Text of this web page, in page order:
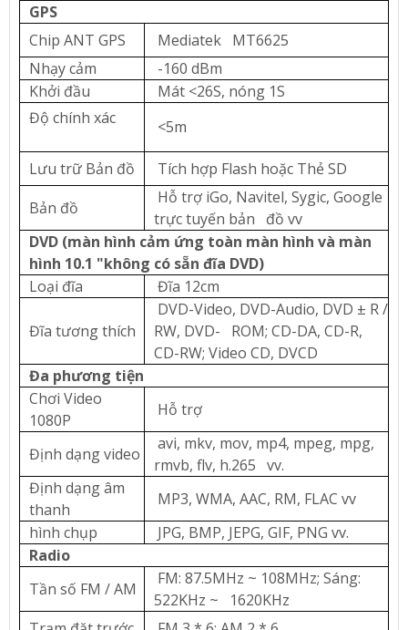
GPS
Chip ANT GPS
Mediatek MT6625
Nhạy cảm
-160 dBm
Khởi đầu
Mát <26S, nóng 1S
Độ chính xác
<5m
Lưu trữ Bản đồ
Tích hợp Flash hoặc Thẻ SD
Bản đồ
Hỗ trợ iGo, Navitel, Sygic, Google
trực tuyến bản đồ vv
DVD (màn hình cảm ứng toàn màn hình và màn
hình 10.1 "không có sẵn đĩa DVD)
Loại đĩa
Đĩa 12cm
Đĩa tương thích
DVD-Video, DVD-Audio, DVD ± R /
RW, DVD- ROM; CD-DA, CD-R,
CD-RW; Video CD, DVCD
Đa phương tiện
Chơi Video
1080P
Hỗ trợ
Định dạng video
avi, mkv, mov, mp4, mpeg, mpg,
rmvb, flv, h.265 vv.
Định dạng âm
thanh
MP3, WMA, AAC, RM, FLAC vv
hình chụp
JPG, BMP, JEPG, GIF, PNG vv.
Radio
Tần số FM / AM
FM: 87.5MHz ~ 108MHz; Sáng:
522KHz ~ 1620KHz